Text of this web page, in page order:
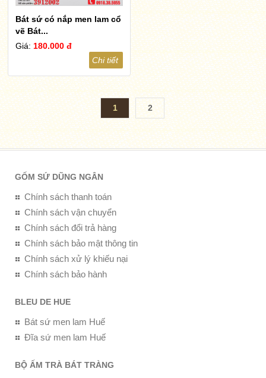
Bát sứ có nắp men lam cổ
vẽ Bát...
Giá: 180.000 đ
Chi tiết
1 2
GỐM SỨ DŨNG NGÂN
Chính sách thanh toán
Chính sách vận chuyển
Chính sách đổi trả hàng
Chính sách bảo mật thông tin
Chính sách xử lý khiếu nại
Chính sách bảo hành
BLEU DE HUE
Bát sứ men lam Huế
Đĩa sứ men lam Huế
BỘ ẤM TRÀ BÁT TRÀNG